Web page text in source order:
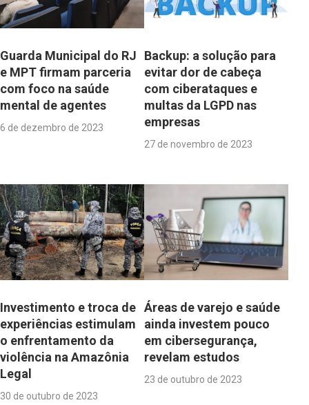
Guarda Municipal do RJ
e MPT firmam parceria
com foco na saúde
mental de agentes
6 de dezembro de 2023
Backup: a solução para
evitar dor de cabeça
com ciberataques e
multas da LGPD nas
empresas
27 de novembro de 2023
Investimento e troca de
experiências estimulam
o enfrentamento da
violência na Amazônia
Legal
30 de outubro de 2023
Áreas de varejo e saúde
ainda investem pouco
em cibersegurança,
revelam estudos
23 de outubro de 2023